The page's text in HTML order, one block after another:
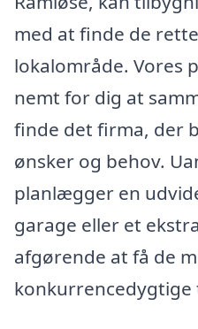
med at finde de
lokalområde. Vores
nemt for dig at
finde det firma, der
ønsker og behov.
planlægger en
garage eller et
afgørende at få de
konkurrencedygtige